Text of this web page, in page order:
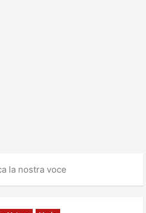
la nostra voce